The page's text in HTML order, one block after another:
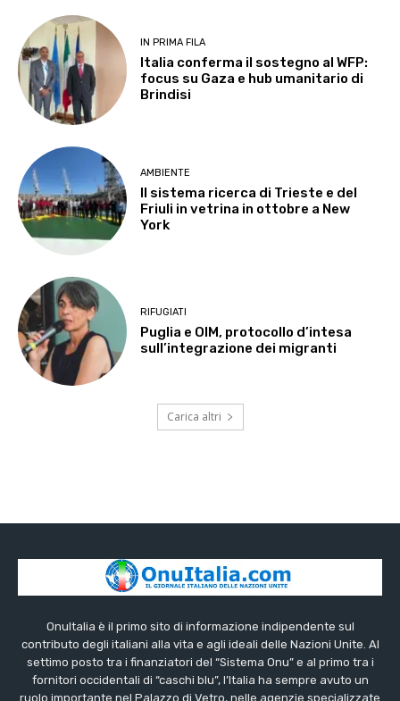
IN PRIMA FILA
Italia conferma il sostegno al WFP:
focus su Gaza e hub umanitario di
Brindisi
AMBIENTE
Il sistema ricerca di Trieste e del
Friuli in vetrina in ottobre a New
York
RIFUGIATI
Puglia e OIM, protocollo d’intesa
sull’integrazione dei migranti
Carica altri
OnuItalia è il primo sito di informazione indipendente sul
contributo degli italiani alla vita e agli ideali delle Nazioni Unite. Al
settimo posto tra i finanziatori del “Sistema Onu” e al primo tra i
fornitori occidentali di “caschi blu”, l’Italia ha sempre avuto un
ruolo importante nel Palazzo di Vetro, nelle agenzie specializzate